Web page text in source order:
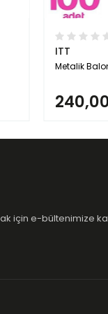
ITT
Metalik
için e-bültenimize